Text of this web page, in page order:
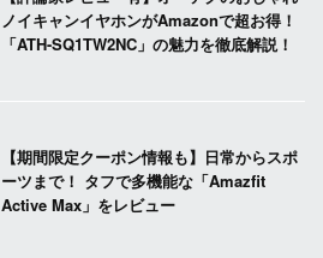
ノイキャンイヤホンがAmazonで超お得！
「ATH-SQ1TW2NC」の魅力を徹底解説！
【期間限定クーポン情報も】日常からスポ
ーツまで！ タフで多機能な「Amazfit
Active Max」をレビュー